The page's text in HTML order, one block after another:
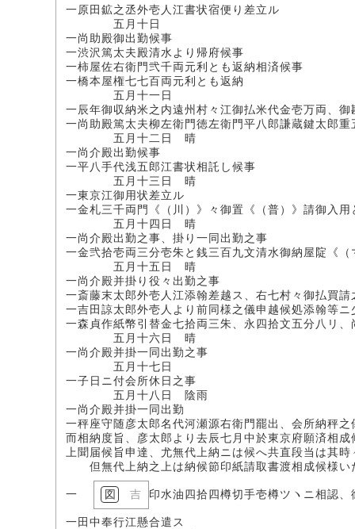
一原田鉱之丞外壱人江書状宿便り差立ル
五月十日
一尚助殿御出勤候事
一渋沢篤太夫殿清水より帰府候事
一柿屋佐右衛門弐千両元利とも返納相済候事
一橋本屋権七七百両元利とも返納
五月十一日
一辰年御収納米之内遠州村々江御払米代金壱万両、
一尚助殿篤太夫柳左衛門徳左衛門平八郎謙蔵鍵太郎
五月十二日 晴
一尚介殿出勤候事
一平八手代浅五郎江書状相託し候事
五月十三日 晴
一東京江御用状差立ル
一金札三千両門《（川）》々御置《（普）》請御入
五月十四日 晴
一尚介殿出勤之事、掛り一同出勤之事
一金弐拾壱両三分壱朱と銭三百九文清水御納屋䧑《
五月十五日 晴
一尚介殿并掛り役々出勤之事
一斎藤末太郎外壱人江添翰差越ス、右七村々御払買請
一吉田諒太郎外壱人より前同様之儀申越候処添翰等
一森貞作紙幣引替金七拾両三朱、永四拾文五分八リ
五月十六日 晴
一尚介殿并掛一同出勤之事
五月十七日
一子日ニ付会所休日之事
五月十八日 陰雨
一尚介殿并掛一同出勤
一秤座守随彦太郎名代河瀬源右衛門罷出、会所納秤
而相納度旨、彦太郎より去辰七月中於東京府願済相
上聞届候旨申達、尤無代上納ニは候へ共直段当は其
但無代上納之上は納候節印紙請取書渡相成候様い
一 吉 印水油四拾四樽切手壱樽ツヽニ相認、
一田中奉行江懸合遣ス